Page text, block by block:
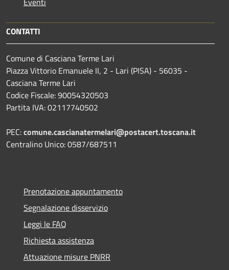
CONTATTI
Comune di Casciana Terme Lari
Piazza Vittorio Emanuele II, 2 - Lari (PISA) - 56035 -
Casciana Terme Lari
Codice Fiscale: 90054320503
Partita IVA: 02117740502
PEC:comune.cascianatermelari@postacert.toscana.it
Centralino Unico: 0587/687511
Prenotazione appuntamento
Segnalazione disservizio
Leggi le FAQ
Richiesta assistenza
Attuazione misure PNRR